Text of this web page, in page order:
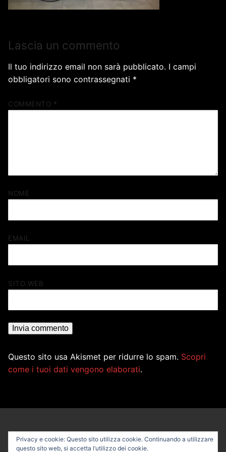
Lascia un commento
Il tuo indirizzo email non sarà pubblicato. I campi
obbligatori sono contrassegnati *
COMMENTO *
NOME
EMAIL
SITO WEB
Questo sito usa Akismet per ridurre lo spam. Scopri
come i tuoi dati vengono elaborati.
Privacy e cookie: Questo sito utilizza cookie. Continuando a utilizzare
questo sito web, si accetta l’utilizzo dei cookie.